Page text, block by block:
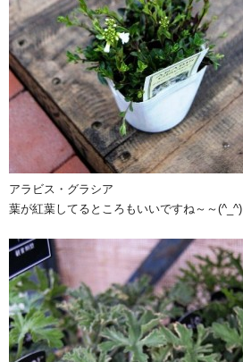
アラビス・グラシア
葉が紅葉してるところもいいですね～～(^_^)